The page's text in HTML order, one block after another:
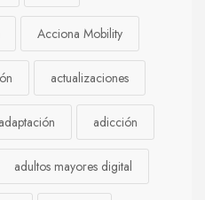
Acciona Mobility
actualizaciones
adaptación adicción
adultos mayores digital